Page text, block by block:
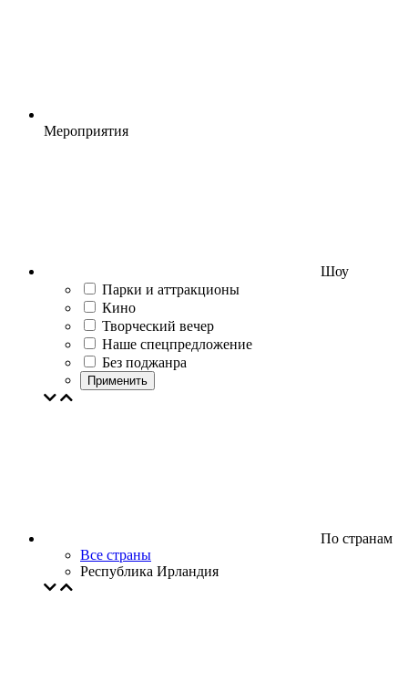
Мероприятия
Шоу
Парки и аттракционы
Кино
Творческий вечер
Наше спецпредложение
Без поджанра
Применить
По странам
Все страны
Республика Ирландия